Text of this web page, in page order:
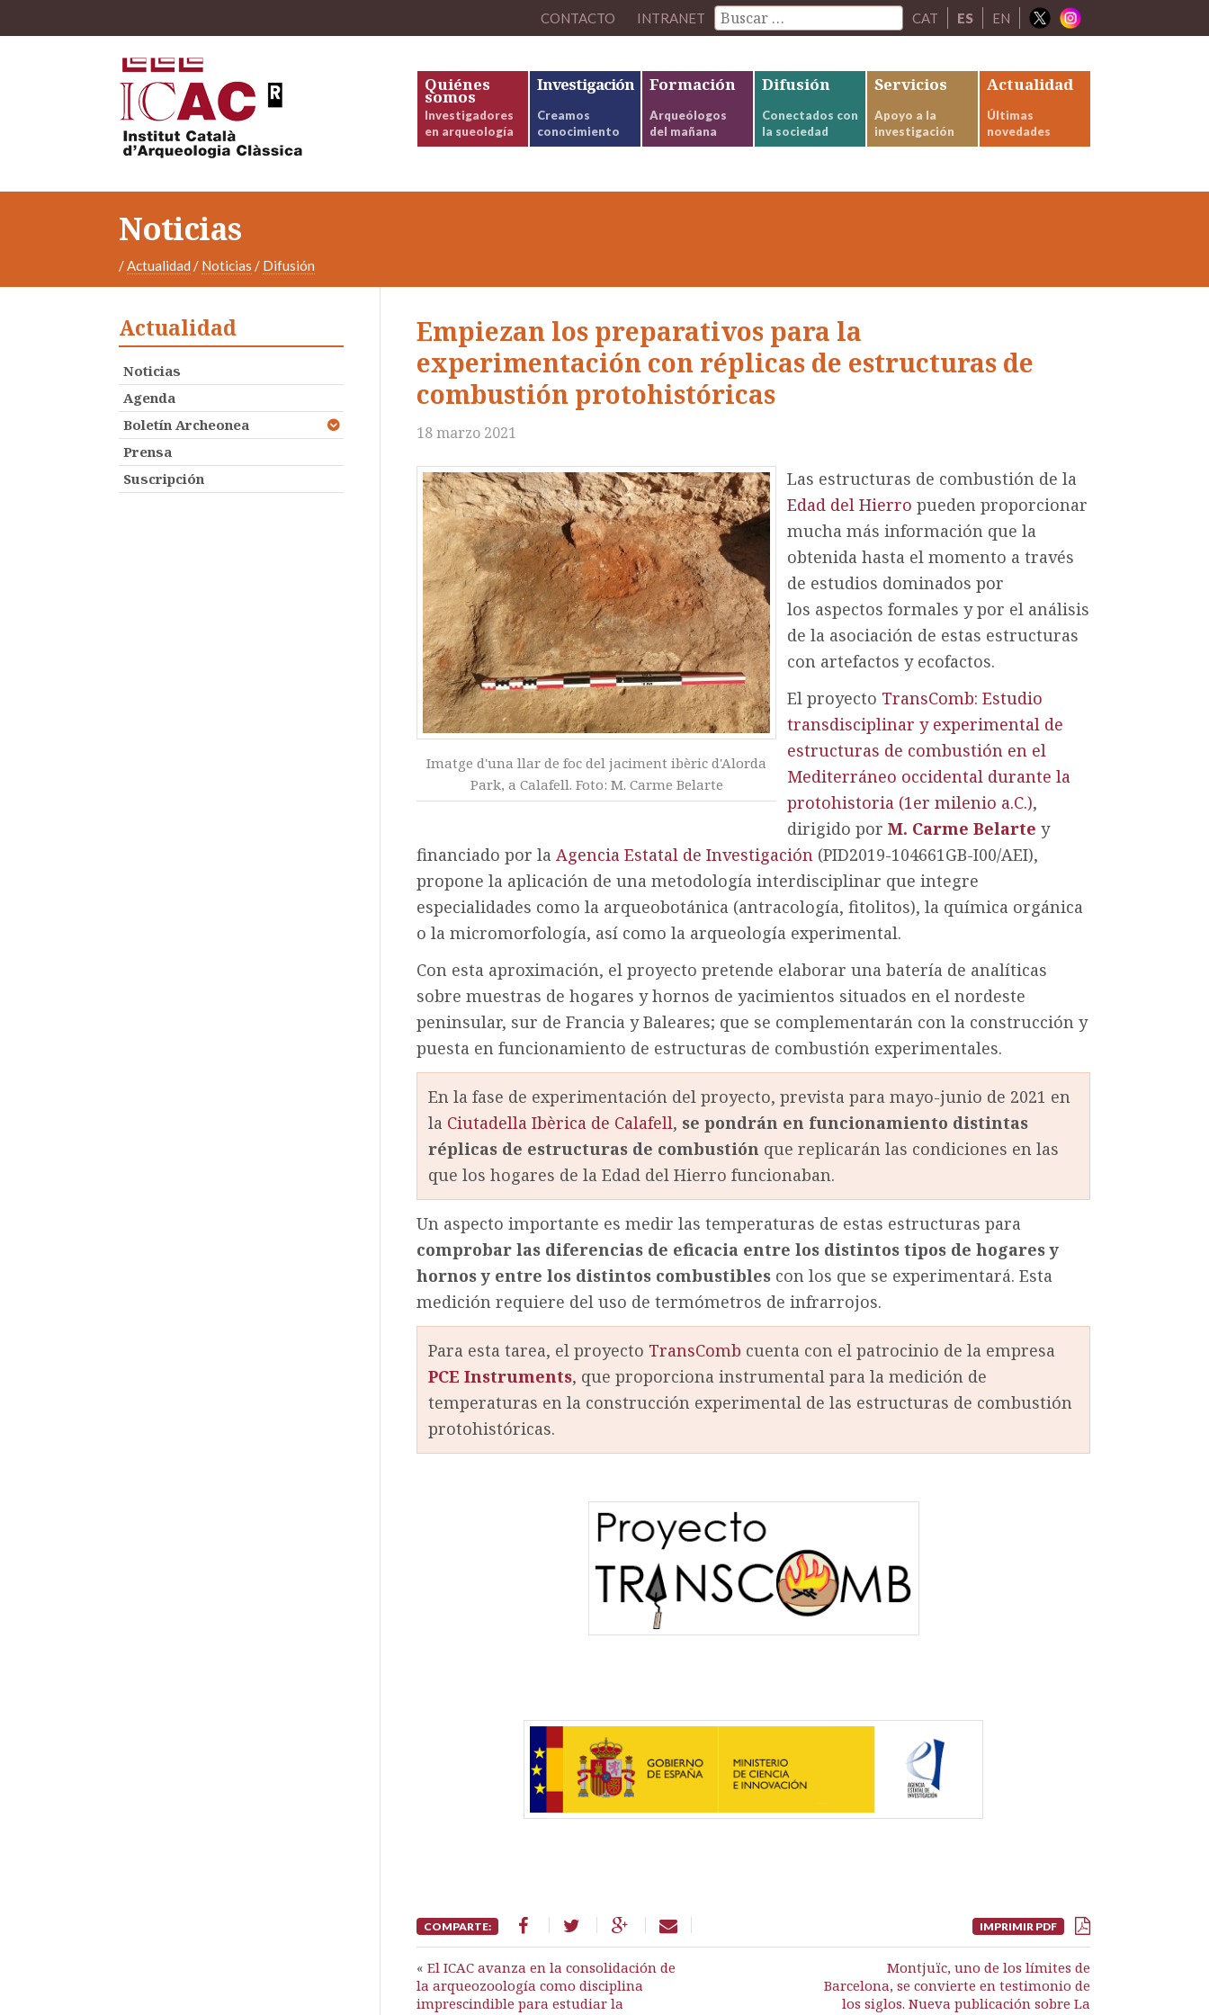
CONTACTO INTRANET CAT ES EN
Quiénes
somos
Investigadores
en arqueología
Investigación
Creamos
conocimiento
Formación
Arqueólogos
del mañana
Difusión
Conectados con
la sociedad
Servicios
Apoyo a la
investigación
Actualidad
Últimas
novedades
Noticias
/Actualidad / Noticias / Difusión
Empiezan los preparativos para la
experimentación con réplicas de estructuras de
combustión protohistóricas
18 marzo 2021
Imatge d'una llar de foc del jaciment ibèric d'Alorda
Park, a Calafell. Foto: M. Carme Belarte
Las estructuras de combustión de la
Edad del Hierro pueden proporcionar
mucha más información que la
obtenida hasta el momento a través
de estudios dominados por
los aspectos formales y por el análisis
de la asociación de estas estructuras
con artefactos y ecofactos.
El proyecto TransComb: Estudio
transdisciplinar y experimental de
estructuras de combustión en el
Mediterráneo occidental durante la
protohistoria (1er milenio a.C.),
dirigido por M. Carme Belarte y
financiado por la Agencia Estatal de Investigación (PID2019-104661GB-I00/AEI),
propone la aplicación de una metodología interdisciplinar que integre
especialidades como la arqueobotánica (antracología, fitolitos), la química orgánica
o la micromorfología, así como la arqueología experimental.
Con esta aproximación, el proyecto pretende elaborar una batería de analíticas
sobre muestras de hogares y hornos de yacimientos situados en el nordeste
peninsular, sur de Francia y Baleares; que se complementarán con la construcción y
puesta en funcionamiento de estructuras de combustión experimentales.
En la fase de experimentación del proyecto, prevista para mayo-junio de 2021 en
la Ciutadella Ibèrica de Calafell, se pondrán en funcionamiento distintas
réplicas de estructuras de combustión que replicarán las condiciones en las
que los hogares de la Edad del Hierro funcionaban.
Un aspecto importante es medir las temperaturas de estas estructuras para
comprobar las diferencias de eficacia entre los distintos tipos de hogares y
hornos y entre los distintos combustibles con los que se experimentará. Esta
medición requiere del uso de termómetros de infrarrojos.
Para esta tarea, el proyecto TransComb cuenta con el patrocinio de la empresa
PCE Instruments, que proporciona instrumental para la medición de
temperaturas en la construcción experimental de las estructuras de combustión
protohistóricas.
COMPARTE: IMPRIMIR PDF
« El ICAC avanza en la consolidación de
la arqueozoología como disciplina
imprescindible para estudiar la
Montjuïc, uno de los límites de
Barcelona, se convierte en testimonio de
los siglos. Nueva publicación sobre La
Actualidad
Noticias
Agenda
Boletín Archeonea
Prensa
Suscripción